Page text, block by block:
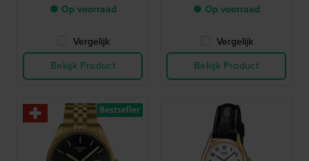
● Op voorraad
Vergelijk
Bekijk Product
● Op voorraad
Vergelijk
Bekijk Product
Bestseller